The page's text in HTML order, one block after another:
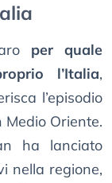
per quale
l’Italia,
l’episodio
Oriente.
ha lanciato
nella regione,